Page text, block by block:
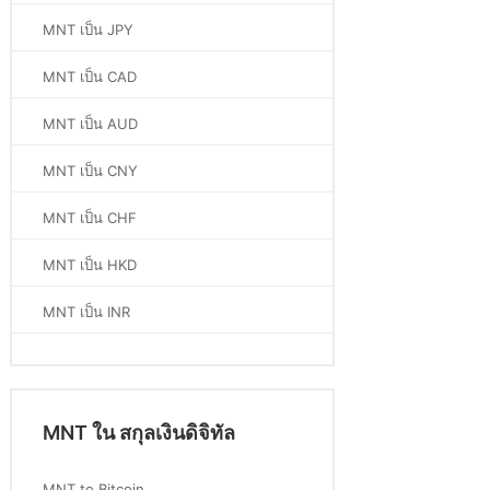
MNT เป็น JPY
MNT เป็น CAD
MNT เป็น AUD
MNT เป็น CNY
MNT เป็น CHF
MNT เป็น HKD
MNT เป็น INR
MNT ใน สกุลเงินดิจิทัล